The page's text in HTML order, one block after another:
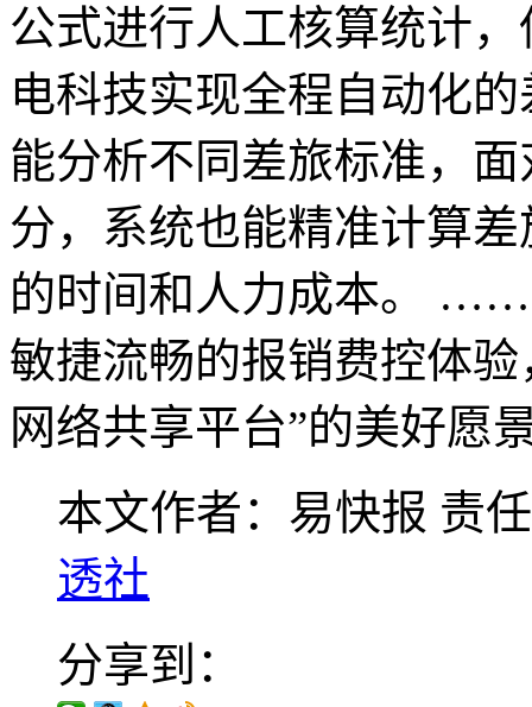
公式进行人工核算统计
电科技实现全程自动化
能分析不同差旅标准，
分，系统也能精准计算
的时间和人力成本。 ……
敏捷流畅的报销费控体
网络共享平台”的美好愿
本文作者：易快报 责
透社
分享到：